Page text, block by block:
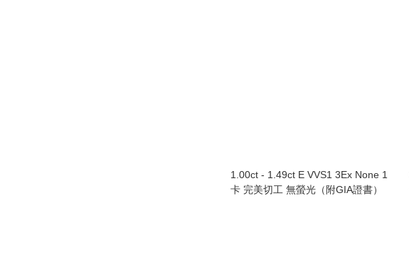
1.00ct - 1.49ct E VVS1 3Ex None 1
卡 完美切工 無螢光（附GIA證書）